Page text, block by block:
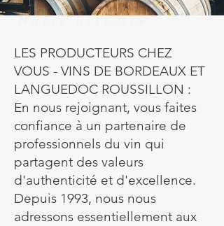
Notre histoire
LES PRODUCTEURS CHEZ
VOUS - VINS DE BORDEAUX ET
LANGUEDOC ROUSSILLON :
En nous rejoignant, vous faites
confiance à un partenaire de
professionnels du vin qui
partagent des valeurs
d'authenticité et d'excellence.
Depuis 1993, nous nous
adressons essentiellement aux